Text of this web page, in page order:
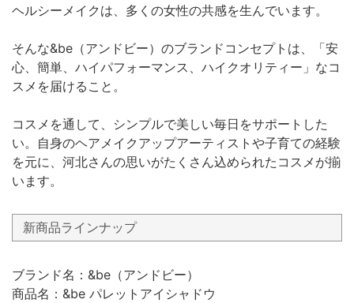
ヘルシーメイクは、多くの女性の共感を生んでいます。
そんな&be（アンドビー）のブランドコンセプトは、「安
心、簡単、ハイパフォーマンス、ハイクオリティー」なコ
スメを届けること。
コスメを通して、シンプルで美しい毎日をサポートした
い。自身のヘアメイクアップアーティストや子育ての経験
を元に、河北さんの思いがたくさん込められたコスメが揃
います。
新商品ラインナップ
ブランド名：&be（アンドビー）
商品名：&be パレットアイシャドウ